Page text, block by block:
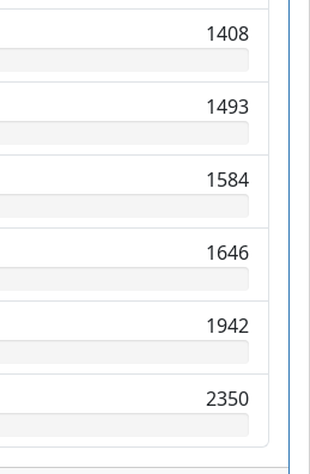
1408
1493
1584
1646
1942
2350